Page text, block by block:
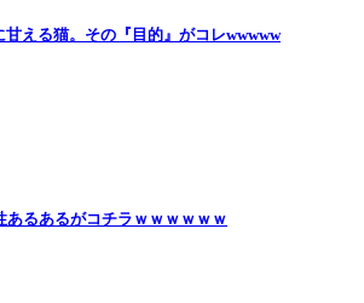
甘える猫。その『目的』がコレwwwww
あるあるがコチラｗｗｗｗｗｗ